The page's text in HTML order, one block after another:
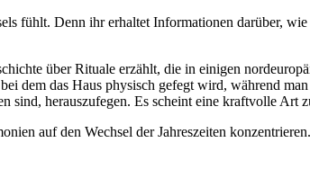
fühlt. Denn ihr erhaltet Informationen darüber,
über Rituale erzählt, die in einigen
dem das Haus physisch gefegt wird, während
sind, herauszufegen. Es scheint eine kraftvolle Art
auf den Wechsel der Jahreszeiten